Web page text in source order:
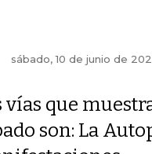
sábado, 10 de junio de
vías que
son: La